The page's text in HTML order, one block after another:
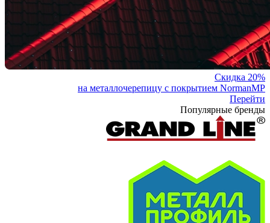
Скидка 20%
на металлочерепицу с покрытием NormanMP
Перейти
Популярные бренды